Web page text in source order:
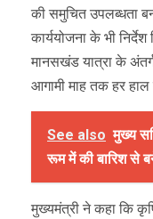
की समुचित उपलब्धता
कार्ययोजना के भी
मानसखंड यात्रा के
आगामी माह तक हर हाल
See also मुख्य
रूम में की बारिश से
मुख्यमंत्री ने कहा कि